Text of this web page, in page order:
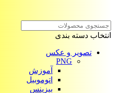
انتخاب دسته بندی
تصویر و عکس
PNG
آموزش
اتوموبیل
بیزینس